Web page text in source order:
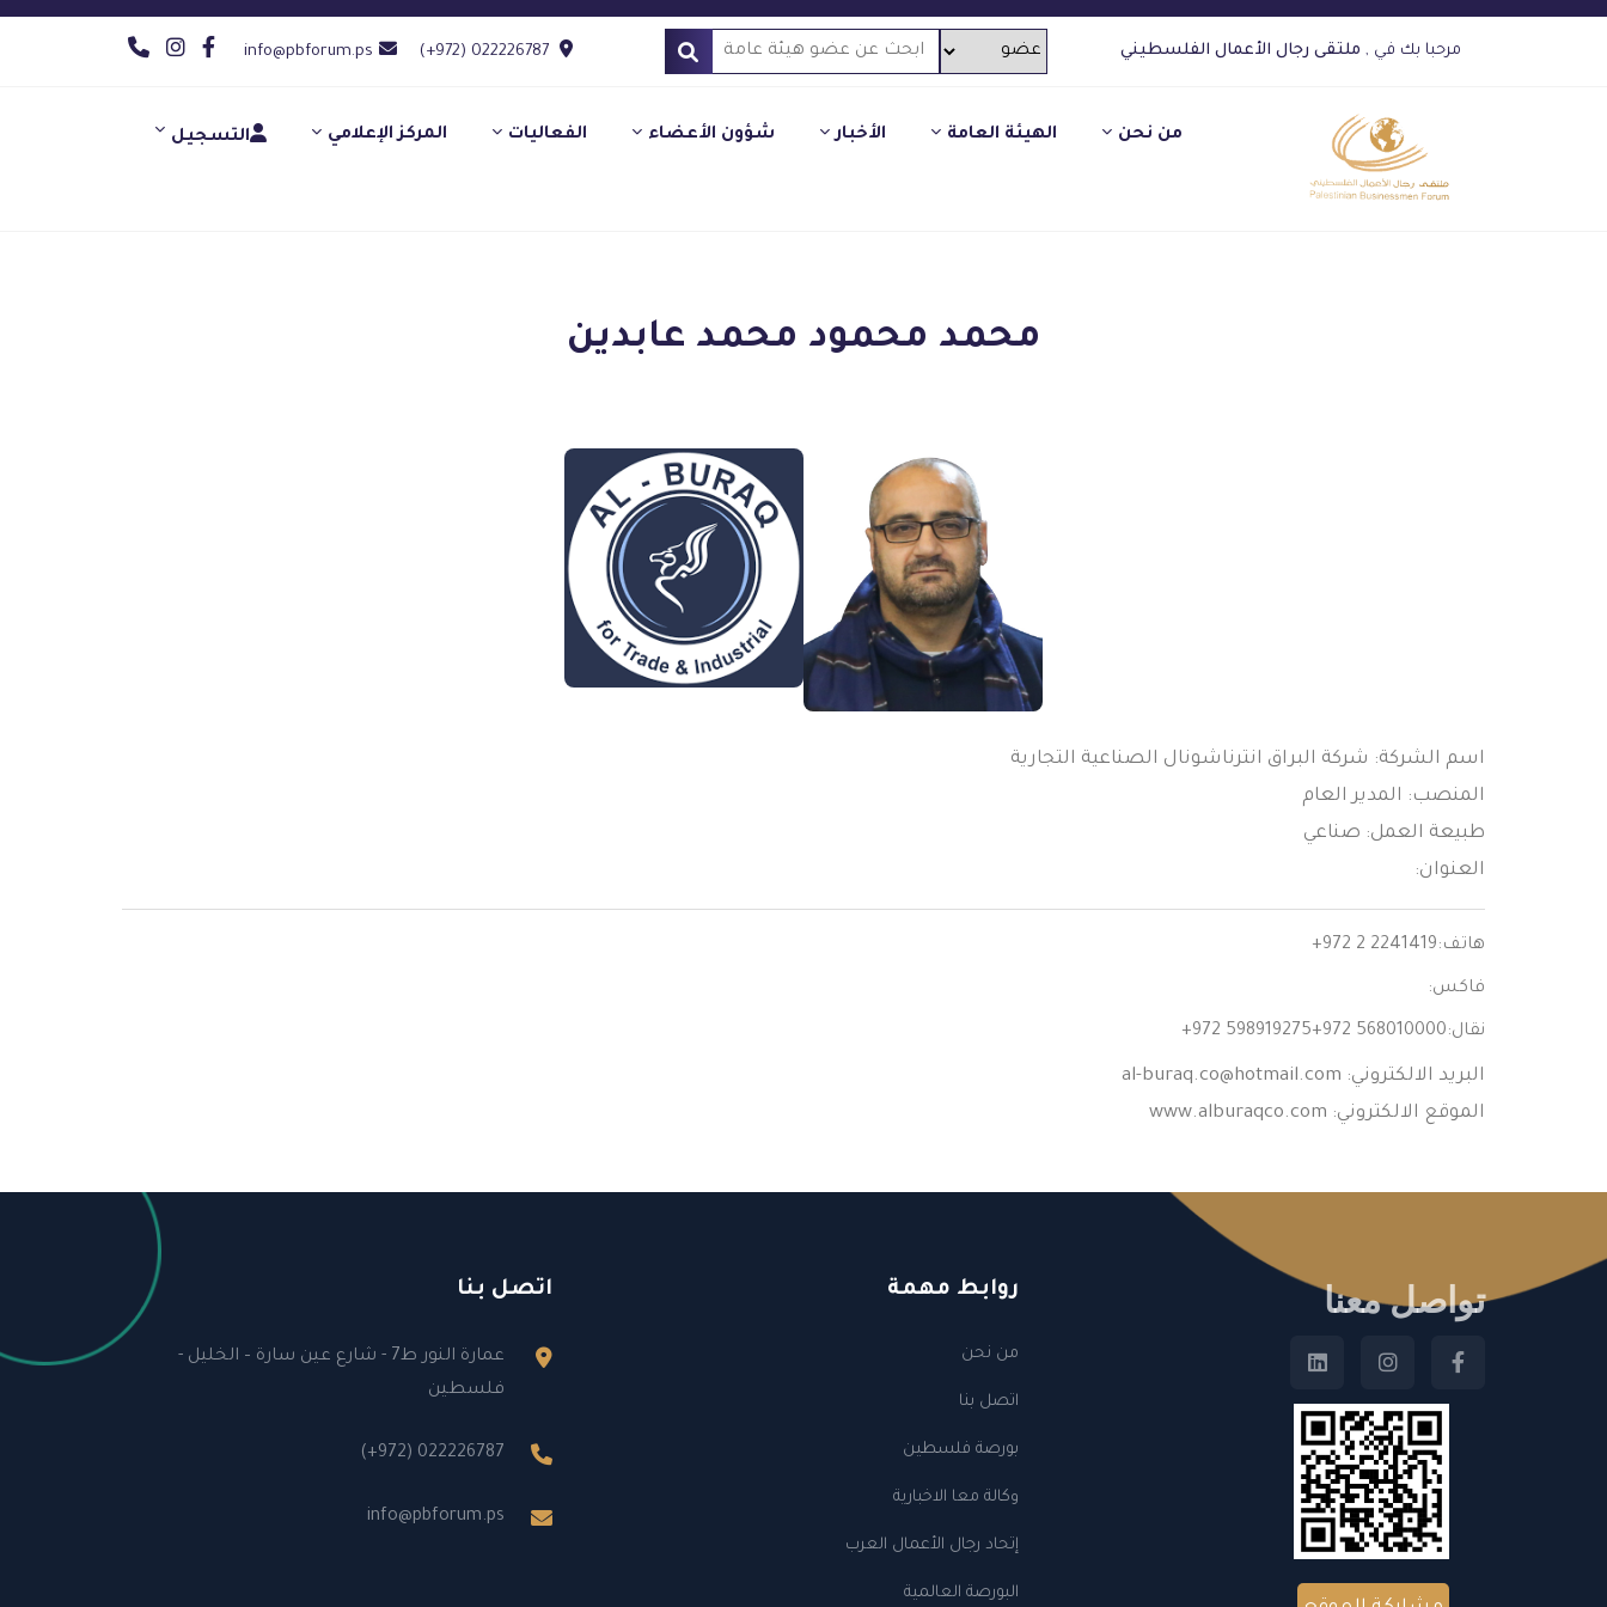
مرحبا بك في , ملتقى رجال الأعمال الفلسطيني (+972) 022226787
info@pbforum.ps
من نحن الهيئة العامة الأخبار شؤون الأعضاء الفعاليات المركز الإعلامي التسجيل
محمد محمود محمد عابدين
اسم الشركة: شركة البراق انترناشونال الصناعية التجارية
المنصب: المدير العام
طبيعة العمل: صناعي
العنوان:
هاتف:+972 2 2241419
فاكس:
نقال:+972 598919275+972 568010000
البريد الالكتروني: al-buraq.co@hotmail.com
الموقع الالكتروني: www.alburaqco.com
تواصل معنا روابط مهمة
من نحن
اتصل بنا
بورصة فلسطين
وكالة معا الاخبارية
إتحاد رجال الأعمال العرب
البورصة العالمية
اتصل بنا
عمارة النور ط7 - شارع عين سارة – الخليل -
فلسطين
(+972) 022226787
info@pbforum.ps